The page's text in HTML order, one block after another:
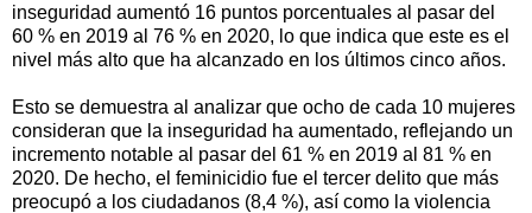
inseguridad aumentó 16 puntos porcentuales al pasar del
60 % en 2019 al 76 % en 2020, lo que indica que este es el
nivel más alto que ha alcanzado en los últimos cinco años.
Esto se demuestra al analizar que ocho de cada 10 mujeres
consideran que la inseguridad ha aumentado, reflejando un
incremento notable al pasar del 61 % en 2019 al 81 % en
2020. De hecho, el feminicidio fue el tercer delito que más
preocupó a los ciudadanos (8,4 %), así como la violencia